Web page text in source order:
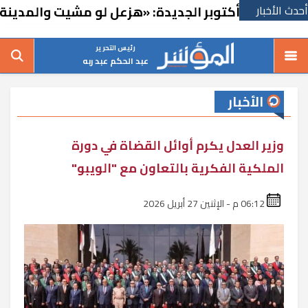
أحدث الأخبارالجديدة: «هزعل لو مشيت والمدينة رجعت
رئيس التحرير
عبد الحكم عبد ربه
الأخبار
وزير العدل يكرم أوائل القضاة في دورة
الملكية الفكرية بالتعاون مع "الويبو"